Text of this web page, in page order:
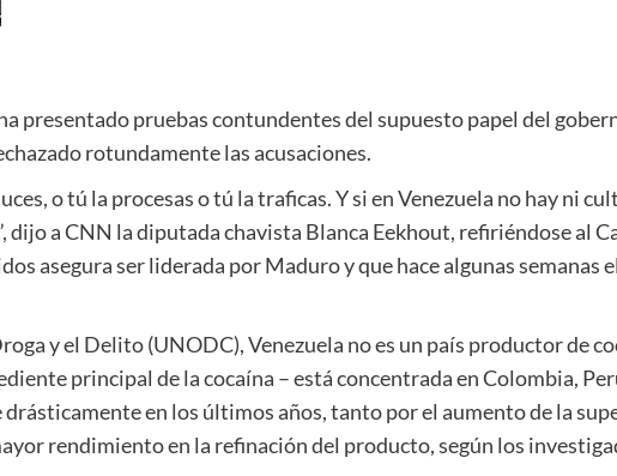
presentado pruebas contundentes del supuesto papel del
rotundamente las acusaciones.
o tú la procesas o tú la traficas. Y si en Venezuela no hay ni
dijo a CNN la diputada chavista Blanca Eekhout, refiriéndose al
asegura ser liderada por Maduro y que hace algunas semanas
y el Delito (UNODC), Venezuela no es un país productor de
principal de la cocaína – está concentrada en Colombia,
en los últimos años, tanto por el aumento de la
rendimiento en la refinación del producto, según los